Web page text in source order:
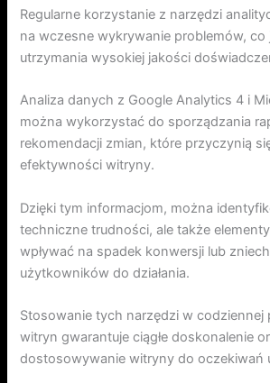
Regularne korzystanie z narzędzi
na wczesne wykrywanie problemów, co
utrzymania wysokiej jakości
Analiza danych z Google Analytics 4 i
można wykorzystać do sporządzania
rekomendacji zmian, które przyczynią
efektywności witryny.
Dzięki tym informacjom, można
techniczne trudności, ale także
wpływać na spadek konwersji lub
użytkowników do działania.
Stosowanie tych narzędzi w codziennej
witryn gwarantuje ciągłe doskonalenie
dostosowywanie witryny do oczekiwań